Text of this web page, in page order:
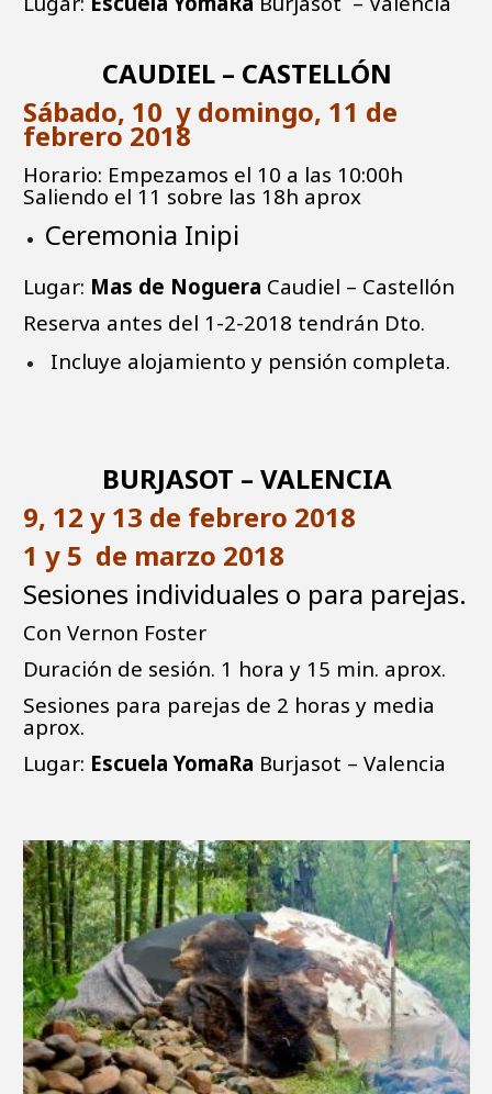
CAUDIEL – CASTELLÓN
Sábado, 10 y domingo, 11 de
febrero 2018
Horario: Empezamos el 10 a las 10:00h
Saliendo el 11 sobre las 18h aprox
Ceremonia Inipi
Lugar: Mas de Noguera Caudiel – Castellón
Reserva antes del 1-2-2018 tendrán Dto.
Incluye alojamiento y pensión completa.
BURJASOT – VALENCIA
9, 12 y 13 de febrero 2018
1 y 5 de marzo 2018
Sesiones individuales o para parejas.
Con Vernon Foster
Duración de sesión. 1 hora y 15 min. aprox.
Sesiones para parejas de 2 horas y media
aprox.
Lugar: Escuela YomaRa Burjasot – Valencia